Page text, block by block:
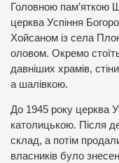
Головною пам’яткою
церква Успіння
Хойсаном із села
оловом. Окремо
давніших храмів,
а шалівкою.
До 1945 року церква
католицькою. Після
склад, а потім
власників було